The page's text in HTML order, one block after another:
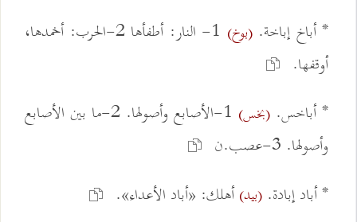
* أباخ إباخة.(بوخ)
1- النار: أطفأها 2-الحرب: أخمدها،
أوقفها.
* أباخس. (بخس)
1-الأصابع وأصولها. 2-ما بين الأصابع
وأصولها. 3-عصب.ن
* أباد إبادة. (بيد)أهلك: «أباد الأعداء».